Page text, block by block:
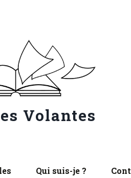
Volantes
Qui suis-je ?